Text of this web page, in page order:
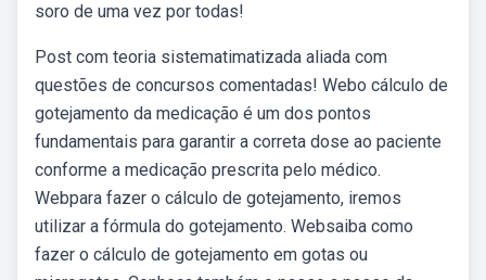
soro de uma vez por todas!
Post com teoria sistematimatizada aliada com
questões de concursos comentadas! Webo cálculo de
gotejamento da medicação é um dos pontos
fundamentais para garantir a correta dose ao paciente
conforme a medicação prescrita pelo médico.
Webpara fazer o cálculo de gotejamento, iremos
utilizar a fórmula do gotejamento. Websaiba como
fazer o cálculo de gotejamento em gotas ou